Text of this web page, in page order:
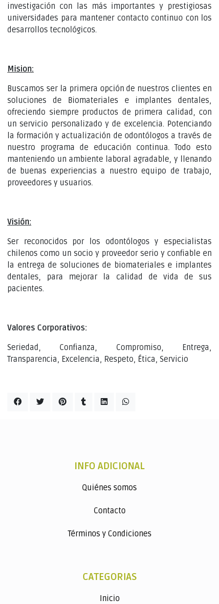
investigación con las más importantes y prestigiosas
universidades para mantener contacto continuo con los
desarrollos tecnológicos.
Mision:
Buscamos ser la primera opción de nuestros clientes en
soluciones de Biomateriales e implantes dentales,
ofreciendo siempre productos de primera calidad, con
un servicio personalizado y de excelencia. Potenciando
la formación y actualización de odontólogos a través de
nuestro programa de educación continua. Todo esto
manteniendo un ambiente laboral agradable, y llenando
de buenas experiencias a nuestro equipo de trabajo,
proveedores y usuarios.
Visión:
Ser reconocidos por los odontólogos y especialistas
chilenos como un socio y proveedor serio y confiable en
la entrega de soluciones de biomateriales e implantes
dentales, para mejorar la calidad de vida de sus
pacientes.
Valores Corporativos:
Seriedad, Confianza, Compromiso, Entrega,
Transparencia, Excelencia, Respeto, Ética, Servicio
INFO ADICIONAL
Quiénes somos
Contacto
Términos y Condiciones
CATEGORIAS
Inicio